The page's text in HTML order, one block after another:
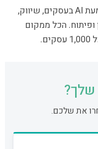
ליווי עסקי מקצה לקצה — הטמעת AI בעסקים, שיווק,
ופיתוח. הכל ממקום
את שלכם.